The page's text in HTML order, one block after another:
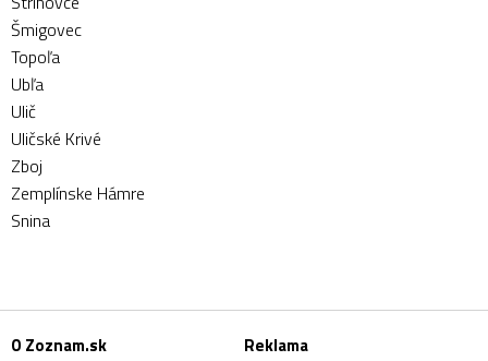
Šmigovec
Topoľa
Ubľa
Ulič
Uličské Krivé
Zboj
Zemplínske Hámre
Snina
O Zoznam.sk Reklama